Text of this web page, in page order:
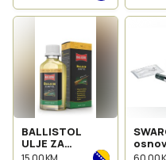
BALLISTOL
ULJE ZA
KUNDAK